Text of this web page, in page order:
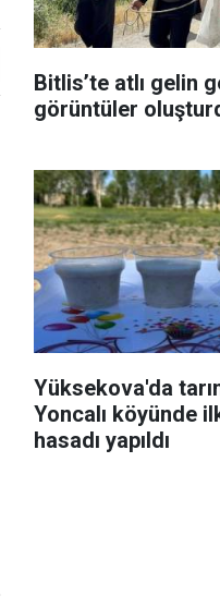
Bitlis’te atlı gelin
görüntüler
Yüksekova'da
Yoncalı köyünde
hasadı yapıldı